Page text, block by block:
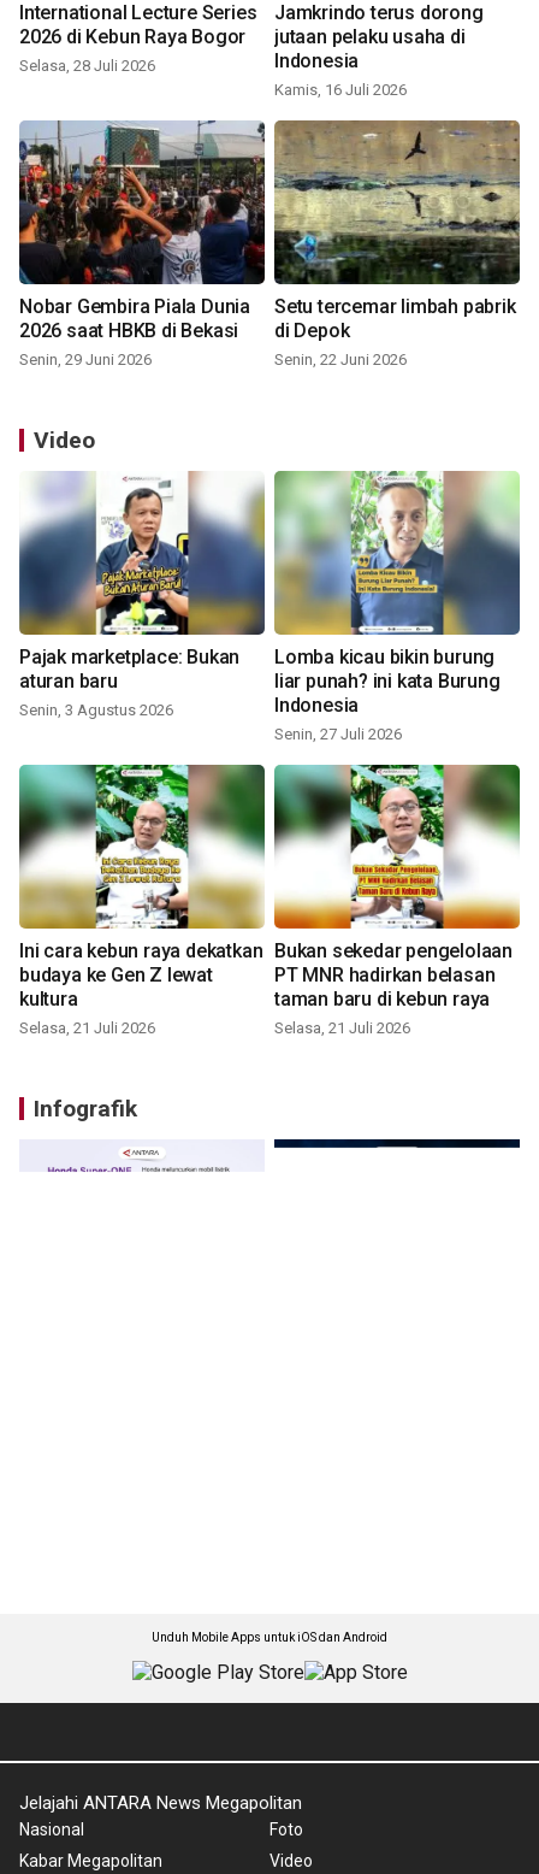
International Lecture Series
2026 di Kebun Raya Bogor
Selasa, 28 Juli 2026
Jamkrindo terus dorong
jutaan pelaku usaha di
Indonesia
Kamis, 16 Juli 2026
Nobar Gembira Piala Dunia
2026 saat HBKB di Bekasi
Senin, 29 Juni 2026
Setu tercemar limbah pabrik
di Depok
Senin, 22 Juni 2026
Video
Pajak marketplace: Bukan
aturan baru
Senin, 3 Agustus 2026
Lomba kicau bikin burung
liar punah? ini kata Burung
Indonesia
Senin, 27 Juli 2026
Ini cara kebun raya dekatkan
budaya ke Gen Z lewat
kultura
Selasa, 21 Juli 2026
Bukan sekedar pengelolaan
PT MNR hadirkan belasan
taman baru di kebun raya
Selasa, 21 Juli 2026
Infografik
Unduh Mobile Apps untuk iOS dan Android
Jelajahi ANTARA News Megapolitan
Nasional
Kabar Megapolitan
Foto
Video